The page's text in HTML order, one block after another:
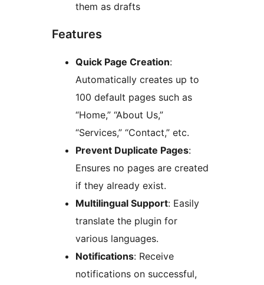
them as drafts
Features
Quick Page Creation:
Automatically creates up to
100 default pages such as
“Home,” “About Us,”
“Services,” “Contact,” etc.
Prevent Duplicate Pages:
Ensures no pages are created
if they already exist.
Multilingual Support: Easily
translate the plugin for
various languages.
Notifications: Receive
notifications on successful,